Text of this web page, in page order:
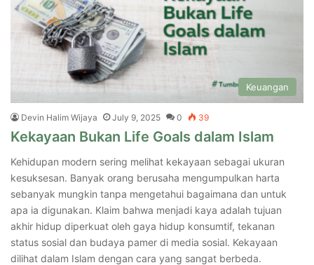
Keuangan
Devin Halim Wijaya July 9, 2025 0 39
Kekayaan Bukan Life Goals dalam Islam
Kehidupan modern sering melihat kekayaan sebagai ukuran
kesuksesan. Banyak orang berusaha mengumpulkan harta
sebanyak mungkin tanpa mengetahui bagaimana dan untuk
apa ia digunakan. Klaim bahwa menjadi kaya adalah tujuan
akhir hidup diperkuat oleh gaya hidup konsumtif, tekanan
status sosial dan budaya pamer di media sosial. Kekayaan
dilihat dalam Islam dengan cara yang sangat berbeda.